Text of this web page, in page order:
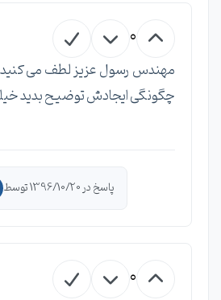
0
مهندس رسول عزیز لطف می کنید
چگونگی ایجادش توضیح بدید
پاسخ در 1396/10/20 توسط
0